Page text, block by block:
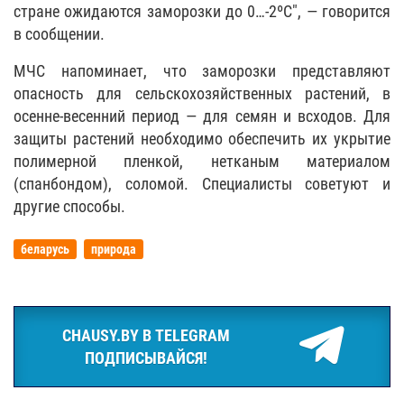
стране ожидаются заморозки до 0…-2ºC", — говорится
в сообщении.
МЧС напоминает, что заморозки представляют
опасность для сельскохозяйственных растений, в
осенне-весенний период — для семян и всходов. Для
защиты растений необходимо обеспечить их укрытие
полимерной пленкой, нетканым материалом
(спанбондом), соломой. Специалисты советуют и
другие способы.
беларусь природа
CHAUSY.BY В TELEGRAM
ПОДПИСЫВАЙСЯ!